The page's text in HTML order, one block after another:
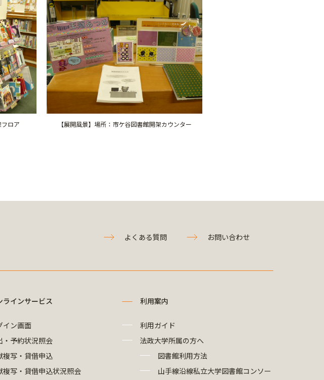
フロア 【展開風景】場所：市ケ谷図書館開架カウンター
よくある質問 お問い合わせ
ラインサービス
イン画面
・予約状況照会
複写・貸借申込
複写・貸借申込状況照会
利用案内
利用ガイド
法政大学所属の方へ
図書館利用方法
山手線沿線私立大学図書館コンソー